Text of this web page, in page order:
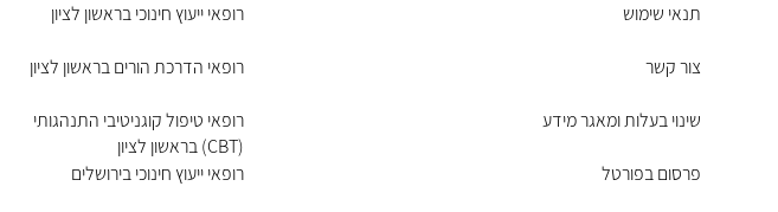
תנאי שימוש
צור קשר
שינוי בעלות ומאגר מידע
פרסום בפורטל
רופאי ייעוץ חינוכי בראשון לציון
רופאי הדרכת הורים בראשון לציון
רופאי טיפול קוגניטיבי התנהגותי
(CBT) בראשון לציון
רופאי ייעוץ חינוכי בירושלים